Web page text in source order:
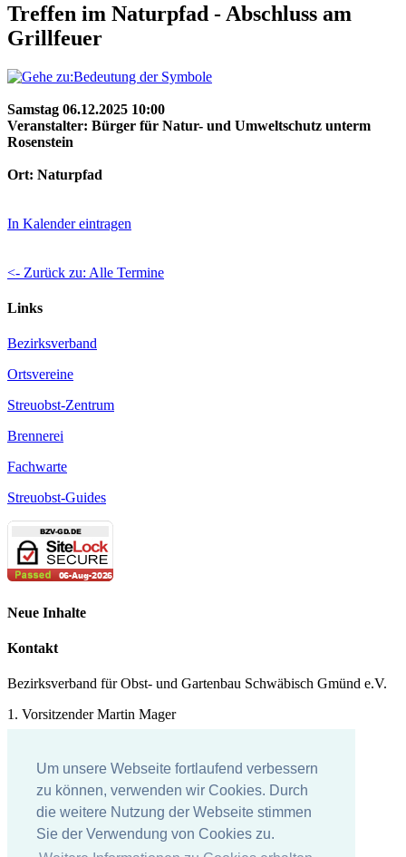
Um unsere Webseite fortlaufend verbessern
zu können, verwenden wir Cookies. Durch
die weitere Nutzung der Webseite stimmen
Sie der Verwendung von Cookies zu.
Treffen im Naturpfad - Abschluss am
Grillfeuer
Samstag 06.12.2025 10:00
Veranstalter: Bürger für Natur- und Umweltschutz unterm
Rosenstein
Ort: Naturpfad
In Kalender eintragen
<- Zurück zu: Alle Termine
Links
Bezirksverband
Ortsvereine
Streuobst-Zentrum
Brennerei
Fachwarte
Streuobst-Guides
Neue Inhalte
Kontakt
Bezirksverband für Obst- und Gartenbau Schwäbisch Gmünd e.V.
1. Vorsitzender Martin Mager
E-Mail:martin.mager@t-online.de
Impressum